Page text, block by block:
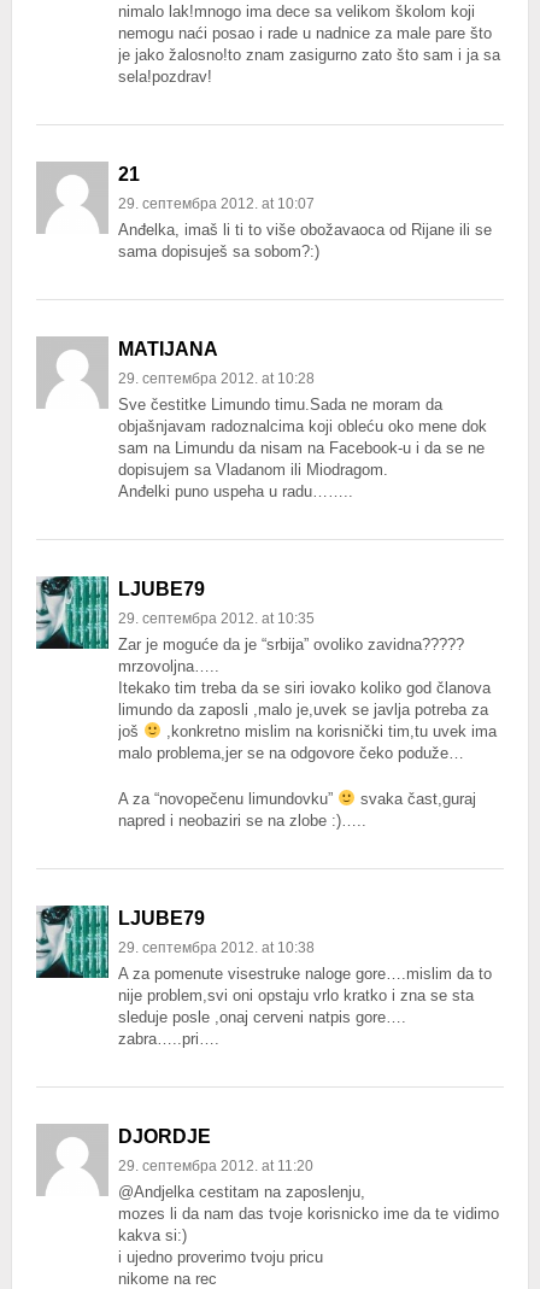
nimalo lak!mnogo ima dece sa velikom školom koji
nemogu naći posao i rade u nadnice za male pare što
je jako žalosno!to znam zasigurno zato što sam i ja sa
sela!pozdrav!
21
29. септембра 2012. at 10:07
Anđelka, imaš li ti to više obožavaoca od Rijane ili se
sama dopisuješ sa sobom?:)
MATIJANA
29. септембра 2012. at 10:28
Sve čestitke Limundo timu.Sada ne moram da
objašnjavam radoznalcima koji obleću oko mene dok
sam na Limundu da nisam na Facebook-u i da se ne
dopisujem sa Vladanom ili Miodragom.
Anđelki puno uspeha u radu……..
LJUBE79
29. септембра 2012. at 10:35
Zar je moguće da je “srbija” ovoliko zavidna?????
mrzovoljna…..
Itekako tim treba da se siri iovako koliko god članova
limundo da zaposli ,malo je,uvek se javlja potreba za
još
,konkretno mislim na korisnički tim,tu uvek ima
malo problema,jer se na odgovore čeko poduže…
A za “novopečenu limundovku”
svaka čast,guraj
napred i neobaziri se na zlobe :)…..
LJUBE79
29. септембра 2012. at 10:38
A za pomenute visestruke naloge gore….mislim da to
nije problem,svi oni opstaju vrlo kratko i zna se sta
sleduje posle ,onaj cerveni natpis gore….
zabra…..pri….
DJORDJE
29. септембра 2012. at 11:20
@Andjelka cestitam na zaposlenju,
mozes li da nam das tvoje korisnicko ime da te vidimo
kakva si:)
i ujedno proverimo tvoju pricu
nikome na rec